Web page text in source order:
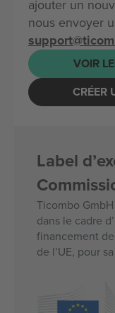
ajouter un
nous envoyer
VOIR
CRÉER
Label
Ticombo
dans le cadre
financement
de l’UE, pour